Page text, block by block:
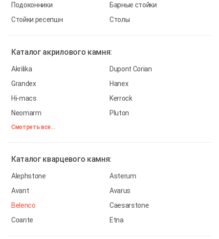
Подоконники
Барные стойки
Стойки ресепшн
Столы
Каталог акрилового камня:
Akrilika
Dupont Corian
Grandex
Hanex
Hi-macs
Kerrock
Neomarm
Pluton
Смотреть все...
Каталог кварцевого камня:
Alephstone
Asterum
Avant
Avarus
Belenco
Caesarstone
Coante
Etna